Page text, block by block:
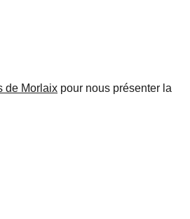
de Morlaix pour nous présenter la